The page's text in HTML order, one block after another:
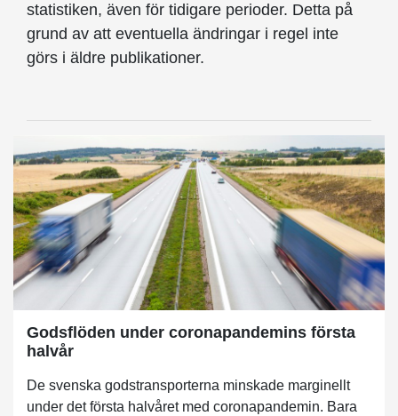
statistiken, även för tidigare perioder. Detta på
grund av att eventuella ändringar i regel inte
görs i äldre publikationer.
Godsflöden under coronapandemins första
halvår
De svenska godstransporterna minskade marginellt
under det första halvåret med coronapandemin. Bara